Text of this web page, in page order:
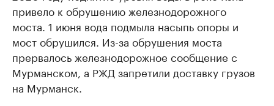
привело к обрушению железнодорожного
моста. 1 июня вода подмыла насыпь опоры и
мост обрушился. Из-за обрушения моста
прервалось железнодорожное сообщение с
Мурманском, а РЖД запретили доставку грузов
на Мурманск.